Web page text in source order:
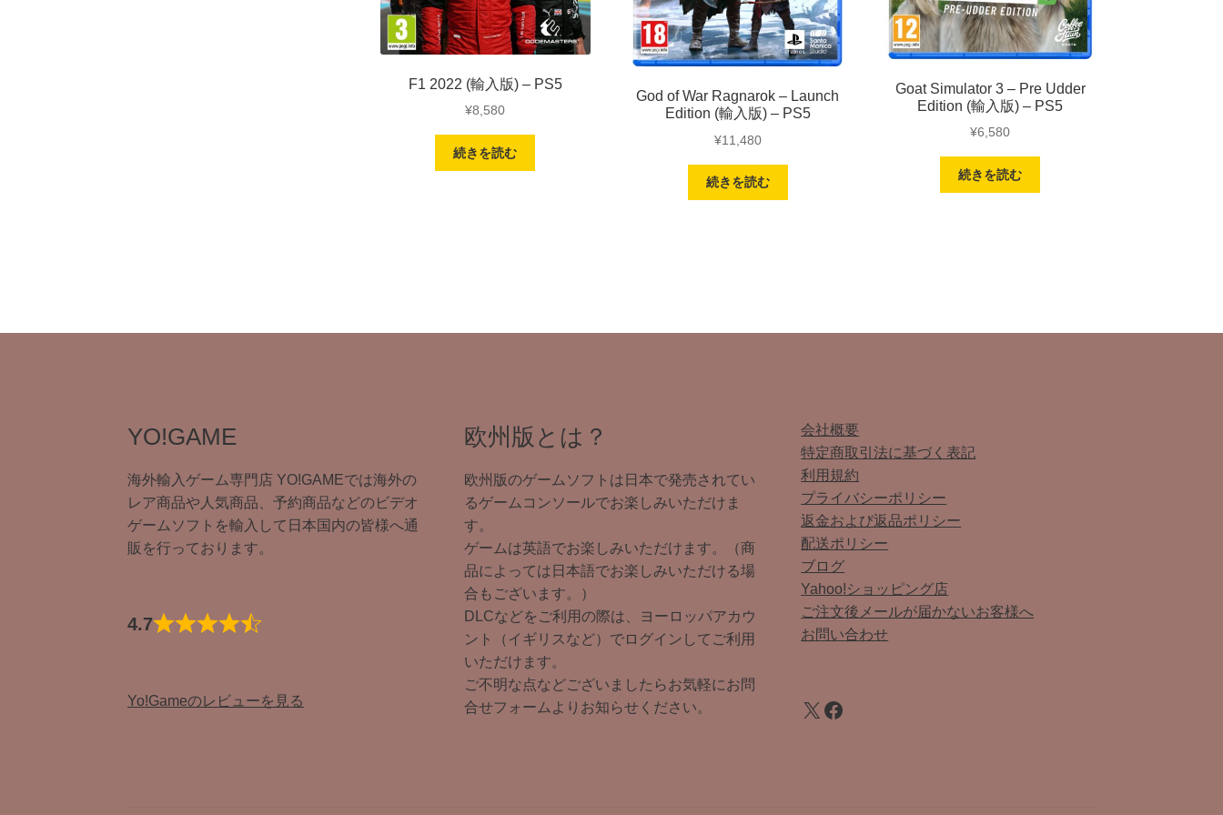
F1 2022 (輸入版) – PS5
¥8,580
続きを読む
God of War Ragnarok – Launch
Edition (輸入版) – PS5
¥11,480
続きを読む
Goat Simulator 3 – Pre Udder
Edition (輸入版) – PS5
¥6,580
続きを読む
YO!GAME
海外輸入ゲーム専門店 YO!GAMEでは海外の
レア商品や人気商品、予約商品などのビデオ
ゲームソフトを輸入して日本国内の皆様へ通
販を行っております。
4.7
Yo!Gameのレビューを見る
欧州版とは？
欧州版のゲームソフトは日本で発売されてい
るゲームコンソールでお楽しみいただけま
す。
ゲームは英語でお楽しみいただけます。（商
品によっては日本語でお楽しみいただける場
合もございます。）
DLCなどをご利用の際は、ヨーロッパアカウ
ント（イギリスなど）でログインしてご利用
いただけます。
ご不明な点などございましたらお気軽にお問
合せフォームよりお知らせください。
会社概要
特定商取引法に基づく表記
利用規約
プライバシーポリシー
返金および返品ポリシー
配送ポリシー
ブログ
Yahoo!ショッピング店
ご注文後メールが届かないお客様へ
お問い合わせ
X Facebook